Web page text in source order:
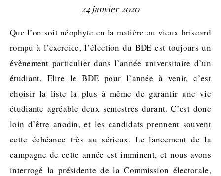
24 janvier 2020
Que l’on soit néophyte en la matière ou vieux briscard
rompu à l’exercice, l’élection du BDE est toujours un
évènement particulier dans l’année universitaire d’un
étudiant. Elire le BDE pour l’année à venir, c’est
choisir la liste la plus à même de garantir une vie
étudiante agréable deux semestres durant. C’est donc
loin d’être anodin, et les candidats prennent souvent
cette échéance très au sérieux. Le lancement de la
campagne de cette année est imminent, et nous avons
interrogé la présidente de la Commission électorale,